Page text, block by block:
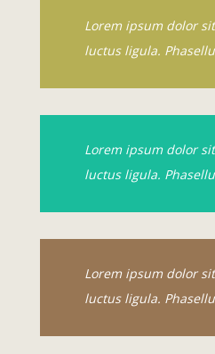
Lorem ipsum dolor
luctus ligula.
Lorem ipsum dolor
luctus ligula.
Lorem ipsum dolor
luctus ligula.